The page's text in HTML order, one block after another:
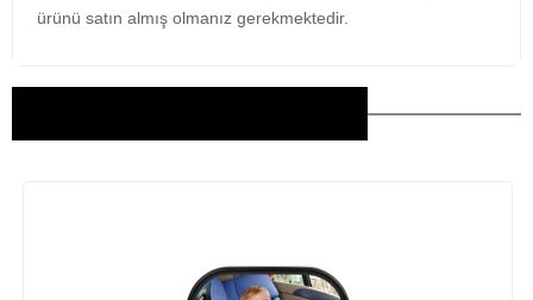
ürünü satın almış olmanız gerekmektedir.